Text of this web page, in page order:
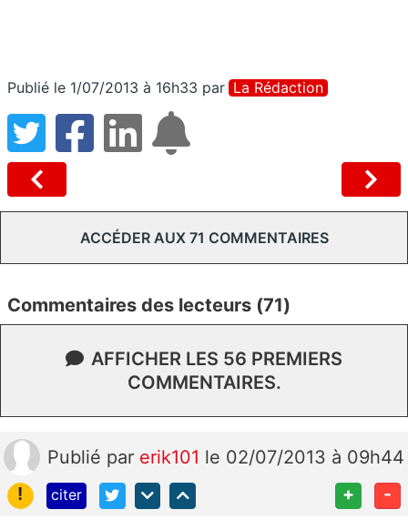
Publié le 1/07/2013 à 16h33 par La Rédaction
ACCÉDER AUX 71 COMMENTAIRES
Commentaires des lecteurs (71)
AFFICHER LES 56 PREMIERS
COMMENTAIRES.
Publié par erik101 le 02/07/2013 à 09h44
!
citer + -